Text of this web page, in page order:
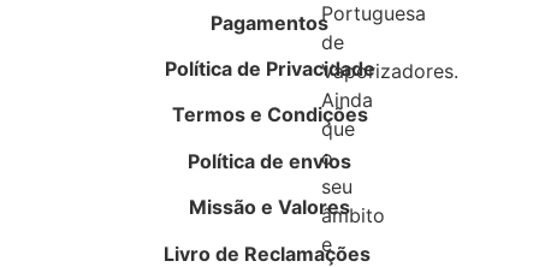
Portuguesa
de
Vaporizadores.
Ainda
que
o
seu
âmbito
e
Pagamentos
Política de Privacidade
Termos e Condições
Política de envios
Missão e Valores
Livro de Reclamações